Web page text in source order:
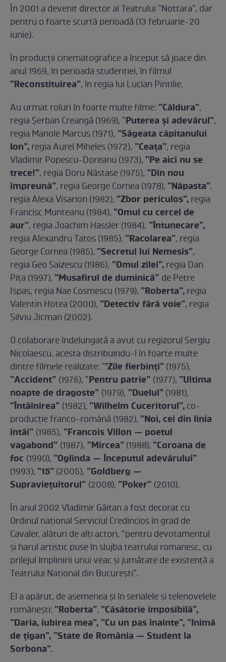
În 2001 a devenit director al Teatrului ”Nottara”, dar
pentru o foarte scurtă perioadă (13 februarie-20
iunie).
În producții cinematografice a început să joace din
anul 1969, în perioada studenției, în filmul
”Reconstituirea”, în regia lui Lucian Pintilie.
Au urmat roluri în foarte multe filme: ”Căldura”,
regia Șerban Creangă (1969), ”Puterea și adevărul”,
regia Manole Marcus (1971), ”Săgeata căpitanului
Ion”,regia Aurel Miheles (1972), ”Ceața”, regia
Vladimir Popescu-Doreanu (1973), ”Pe aici nu se
trece!”, regia Doru Năstase (1975), ”Din nou
împreună”, regia George Cornea (1978), ”Năpasta”,
regia Alexa Visarion (1982), ”Zbor periculos”,regia
Francisc Munteanu (1984), ”Omul cu cercel de
aur”, regia Joachim Hassler (1984), ”Întunecare”,
regia Alexandru Tatos (1985), ”Racolarea”, regia
George Cornea (1985), ”Secretul lui Nemesis”,
regia Geo Saizescu (1986), ”Omul zilei”,regia Dan
Pița (1997), ”Musafirul de duminică” de Petre
Ispas, regia Nae Cosmescu (1979), ”Roberta”,regia
Valentin Hotea (2000), ”Detectiv fără voie”, regia
Silviu Jicman (2002).
O colaborare îndelungată a avut cu regizorul Sergiu
Nicolaescu, acesta distribuindu-l în foarte multe
dintre filmele realizate: ”’Zile fierbinți”(1975),
”Accident” (1976), ”Pentru patrie” (1977), ”Ultima
noapte de dragoste” (1979), ”Duelul”(1981),
”Întâlnirea” (1982), ”Wilhelm Cuceritorul”,co-
producție franco-română (1982), ”Noi, cei din linia
întâi” (1985), ”Francois Villon — poetul
vagabond” (1987), ”Mircea”(1988), ”Coroana de
foc (1990), ”Oglinda — Începutul adevărului”
(1993), ”15”(2005), ”Goldberg —
Supraviețuitorul” (2008), ”Poker” (2010).
În anul 2002 Vladimir Găitan a fost decorat cu
Ordinul național Serviciul Credincios în grad de
Cavaler, alături de alți actori, ”pentru devotamentul
și harul artistic puse în slujba teatrului romanesc, cu
prilejul împlinirii unui veac și jumătate de existență a
Teatrului Național din București”.
El a apărut, de asemenea și în serialele și telenovelele
românești: ”Roberta”, ”Căsătorie imposibilă”,
”Daria, iubirea mea”, ”Cu un pas înainte”, ”Inimă
de țigan”, ”State de România — Student la
Sorbona”.